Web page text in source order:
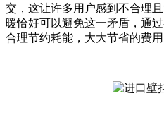
交，这让许多用户感到不合理
暖恰好可以避免这一矛盾，通
合理节约耗能，大大节省的费用